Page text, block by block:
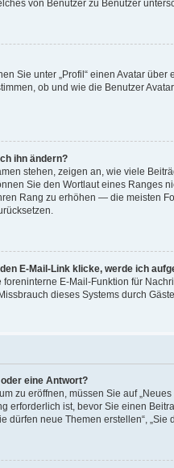
von Benutzer zu Benutzer
Sie unter „Profil“ einen Avatar
ob und wie die Benutzer
ihn ändern?
stehen, zeigen an, wie viele
Sie den Wortlaut eines Ranges
Rang zu erhöhen — die meisten
E-Mail-Link klicke, werde ich
foreninterne E-Mail-Funktion für
dieses Systems durch
eine Antwort?
zu eröffnen, müssen Sie auf
erforderlich ist, bevor Sie einen
dürfen neue Themen erstellen“,